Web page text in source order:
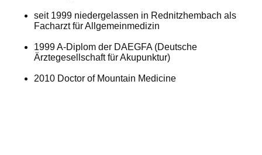
seit 1999 niedergelassen in Rednitzhembach als
Facharzt für Allgemeinmedizin
1999 A-Diplom der DAEGFA (Deutsche
Ärztegesellschaft für Akupunktur)
2010 Doctor of Mountain Medicine